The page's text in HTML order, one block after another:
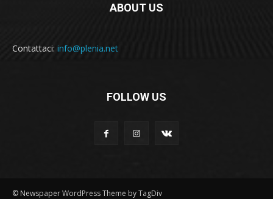
ABOUT US
Contattaci: info@plenia.net
FOLLOW US
© Newspaper WordPress Theme by TagDiv